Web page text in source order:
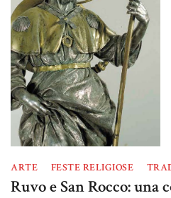
ARTE FESTE RELIGIOSE
Ruvo e San Rocco: una